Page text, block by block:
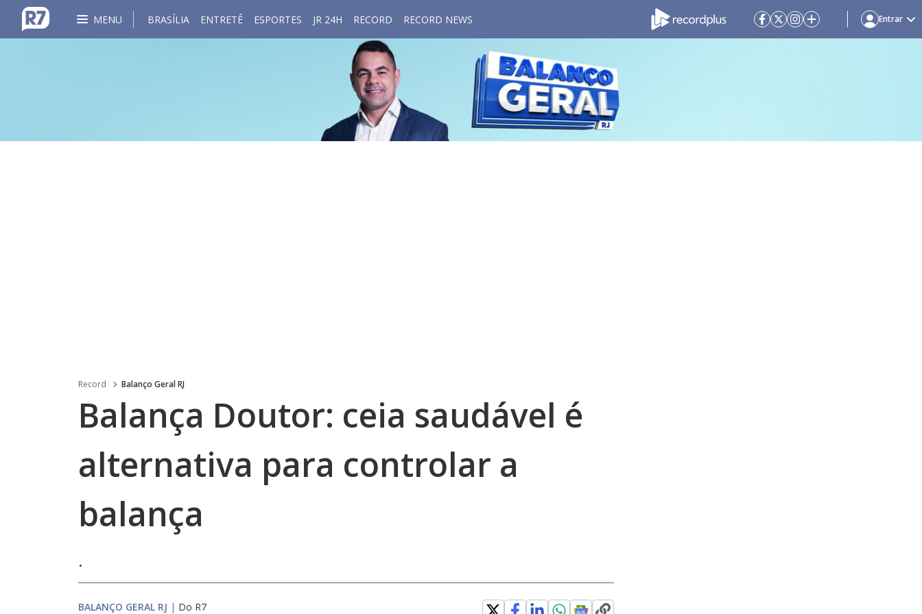
MENU BRASÍLIA ENTRETÊ ESPORTES JR 24H RECORD RECORD NEWS Entrar
Record Balanço Geral RJ
Balança Doutor: ceia saudável é
alternativa para controlar a
balança
.
BALANÇO GERAL RJ | Do R7